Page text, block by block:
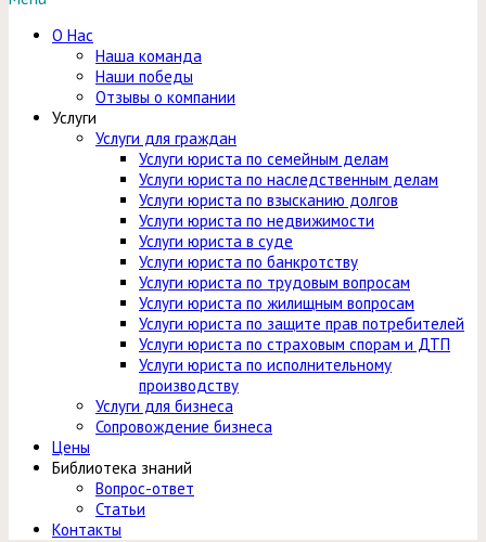
О Нас
Наша команда
Наши победы
Отзывы о компании
Услуги
Услуги для граждан
Услуги юриста по семейным делам
Услуги юриста по наследственным делам
Услуги юриста по взысканию долгов
Услуги юриста по недвижимости
Услуги юриста в суде
Услуги юриста по банкротству
Услуги юриста по трудовым вопросам
Услуги юриста по жилищным вопросам
Услуги юриста по защите прав потребителей
Услуги юриста по страховым спорам и ДТП
Услуги юриста по исполнительному
производству
Услуги для бизнеса
Сопровождение бизнеса
Цены
Библиотека знаний
Вопрос-ответ
Статьи
Контакты